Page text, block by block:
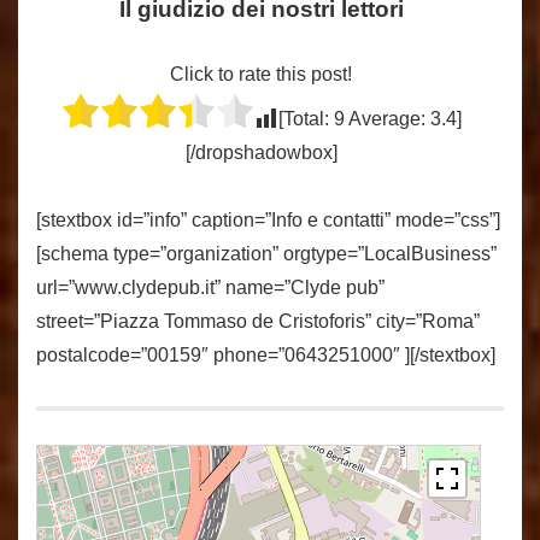
Il giudizio dei nostri lettori
Click to rate this post!
[Total: 9Average: 3.4]
[/dropshadowbox]
[stextbox id=”info” caption=”Info e contatti” mode=”css”]
[schema type=”organization” orgtype=”LocalBusiness”
url=”www.clydepub.it” name=”Clyde pub”
street=”Piazza Tommaso de Cristoforis” city=”Roma”
postalcode=”00159″ phone=”0643251000″ ][/stextbox]